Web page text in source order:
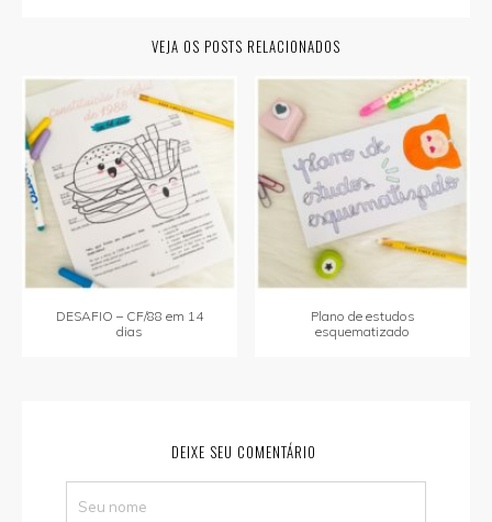
VEJA OS POSTS RELACIONADOS
DESAFIO – CF/88 em 14
dias
Plano de estudos
esquematizado
DEIXE SEU COMENTÁRIO